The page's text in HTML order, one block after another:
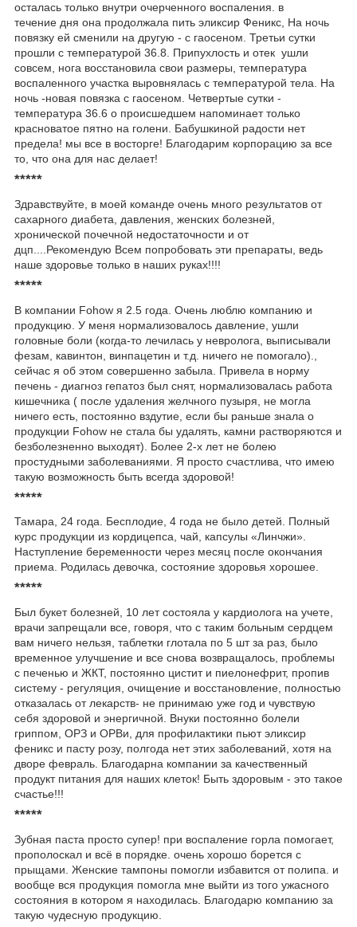
осталась только внутри очерченного воспаления. в
течение дня она продолжала пить эликсир Феникс, На ночь
повязку ей сменили на другую - с гаосеном. Третьи сутки
прошли с температурой 36.8. Припухлость и отек ушли
совсем, нога восстановила свои размеры, температура
воспаленного участка выровнялась с температурой тела. На
ночь -новая повязка с гаосеном. Четвертые сутки -
температура 36.6 о происшедшем напоминает только
красноватое пятно на голени. Бабушкиной радости нет
предела! мы все в восторге! Благодарим корпорацию за все
то, что она для нас делает!
*****
Здравствуйте, в моей команде очень много результатов от
сахарного диабета, давления, женских болезней,
хронической почечной недостаточности и от
дцп....Рекомендую Всем попробовать эти препараты, ведь
наше здоровье только в наших руках!!!!
*****
В компании Fohow я 2.5 года. Очень люблю компанию и
продукцию. У меня нормализовалось давление, ушли
головные боли (когда-то лечилась у невролога, выписывали
фезам, кавинтон, винпацетин и т.д. ничего не помогало).,
сейчас я об этом совершенно забыла. Привела в норму
печень - диагноз гепатоз был снят, нормализовалась работа
кишечника ( после удаления желчного пузыря, не могла
ничего есть, постоянно вздутие, если бы раньше знала о
продукции Fohow не стала бы удалять, камни растворяются и
безболезненно выходят). Более 2-х лет не болею
простудными заболеваниями. Я просто счастлива, что имею
такую возможность быть всегда здоровой!
*****
Тамара, 24 года. Бесплодие, 4 года не было детей. Полный
курс продукции из кордицепса, чай, капсулы «Линчжи».
Наступление беременности через месяц после окончания
приема. Родилась девочка, состояние здоровья хорошее.
*****
Был букет болезней, 10 лет состояла у кардиолога на учете,
врачи запрещали все, говоря, что с таким больным сердцем
вам ничего нельзя, таблетки глотала по 5 шт за раз, было
временное улучшение и все снова возвращалось, проблемы
с печенью и ЖКТ, постоянно цистит и пиелонефрит, пропив
систему - регуляция, очищение и восстановление, полностью
отказалась от лекарств- не принимаю уже год и чувствую
себя здоровой и энергичной. Внуки постоянно болели
гриппом, ОРЗ и ОРВи, для профилактики пьют эликсир
феникс и пасту розу, полгода нет этих заболеваний, хотя на
дворе февраль. Благодарна компании за качественный
продукт питания для наших клеток! Быть здоровым - это такое
счастье!!!
*****
Зубная паста просто супер! при воспаление горла помогает,
прополоскал и всё в порядке. очень хорошо борется с
прыщами. Женские тампоны помогли избавится от полипа. и
вообще вся продукция помогла мне выйти из того ужасного
состояния в котором я находилась. Благодарю компанию за
такую чудесную продукцию.